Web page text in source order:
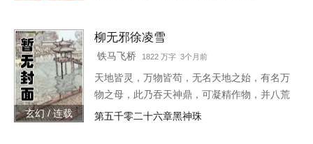
玄幻 / 连载
柳无邪徐凌雪
铁马飞桥 1822 万字 3个月前
天地皆灵，万物皆苟，无名天地之始，有名万
物之母，此乃吞天神鼎，可凝精作物，并八荒
之心。得此鼎，吞四海，容八荒……一代邪
第五千零二十六章黑神珠